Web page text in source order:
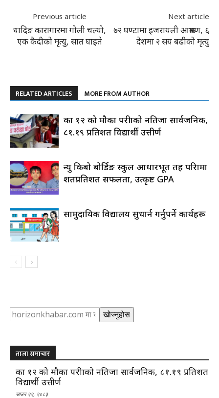
Previous article
धादिङ कारागारमा गोली चल्यो,
एक कैदीको मृत्यु, सात घाइते
Next article
७२ घण्टामा इजरायली आक्रमण, ६
देशमा २ सय बढीको मृत्यु
RELATED ARTICLES MORE FROM AUTHOR
कक्षा १२ को मौका परीक्षाको नतिजा सार्वजनिक,
८१.१९ प्रतिशत विद्यार्थी उत्तीर्ण
न्यु किबो बोर्डिङ स्कुल आधारभूत तह परिक्षामा
शतप्रतिशत सफलता, उत्कृष्ट GPA
सामुदायिक विद्यालय सुधार्न गर्नुपर्ने कार्यहरू
Search खोज्नुहोस
ताजा समाचार
कक्षा १२ को मौका परीक्षाको नतिजा सार्वजनिक, ८१.१९ प्रतिशत
विद्यार्थी उत्तीर्ण
साउन २२, २०८३